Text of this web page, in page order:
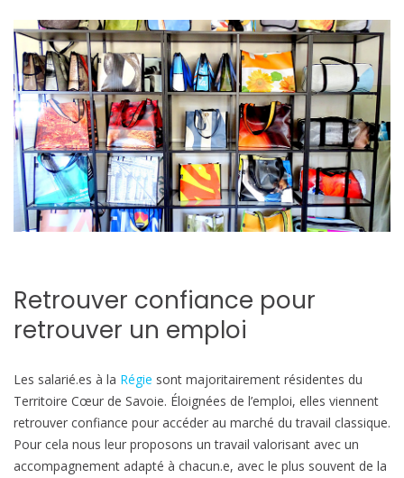
Retrouver confiance pour
retrouver un emploi
Les salarié.es à la Régie sont majoritairement résidentes du
Territoire Cœur de Savoie. Éloignées de l’emploi, elles viennent
retrouver confiance pour accéder au marché du travail classique.
Pour cela nous leur proposons un travail valorisant avec un
accompagnement adapté à chacun.e, avec le plus souvent de la